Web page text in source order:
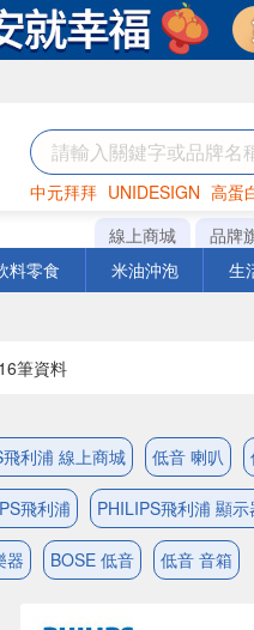
中元拜拜 UNIDESIGN 高蛋
巧克力 衛生紙 咖啡
線上商城 品牌
料零食 米油沖泡 生
16筆資料
利浦 線上商城 低音 喇叭
飛利浦 PHILIPS飛利浦 顯示
器 BOSE 低音 低音 音箱